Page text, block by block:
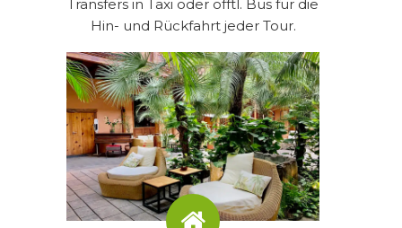
Transfers in Taxi oder öfftl. Bus für die
Hin- und Rückfahrt jeder Tour.